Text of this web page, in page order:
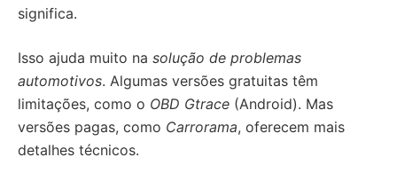
significa.
Isso ajuda muito na solução de problemas
automotivos. Algumas versões gratuitas têm
limitações, como o OBD Gtrace (Android). Mas
versões pagas, como Carrorama, oferecem mais
detalhes técnicos.